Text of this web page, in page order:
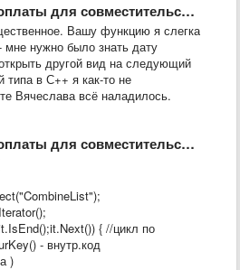
для совместительства
Вашу функцию я слегка
нужно было знать дату
другой вид на следующий
типа в С++ я как-то не
Вячеслава всё наладилось.
для совместительства
{ //цикл по
- внутр.код
)